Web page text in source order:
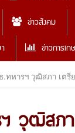
ข่าวสังคม
ข่าวการเ
.ทหารฯ วุฒิสภา เต
วุฒิสภ